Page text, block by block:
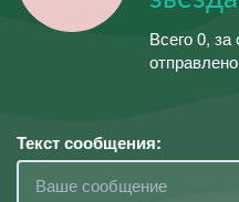
Всего 0,
Текст сообщения: